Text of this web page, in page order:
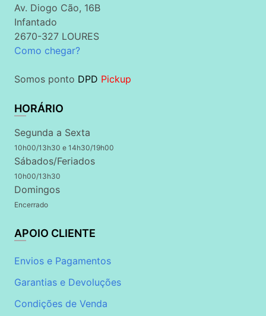
Av. Diogo Cão, 16B
Infantado
2670-327 LOURES
Como chegar?
Somos ponto DPD Pickup
HORÁRIO
Segunda a Sexta
10h00/13h30 e 14h30/19h00
Sábados/Feriados
10h00/13h30
Domingos
Encerrado
APOIO CLIENTE
Envios e Pagamentos
Garantias e Devoluções
Condições de Venda